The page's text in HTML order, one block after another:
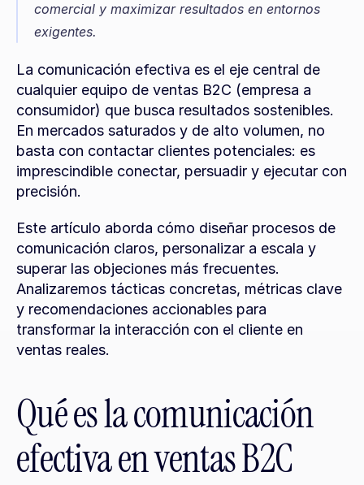
comercial y maximizar resultados en entornos
exigentes.
La comunicación efectiva es el eje central de
cualquier equipo de ventas B2C (empresa a
consumidor) que busca resultados sostenibles.
En mercados saturados y de alto volumen, no
basta con contactar clientes potenciales: es
imprescindible conectar, persuadir y ejecutar con
precisión.
Este artículo aborda cómo diseñar procesos de
comunicación claros, personalizar a escala y
superar las objeciones más frecuentes.
Analizaremos tácticas concretas, métricas clave
y recomendaciones accionables para
transformar la interacción con el cliente en
ventas reales.
Qué es la comunicación
efectiva en ventas B2C